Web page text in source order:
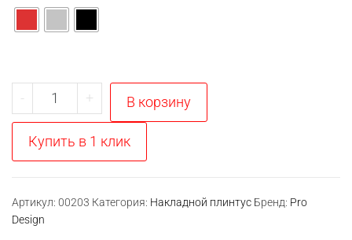
-
Количество
товара
Заглушки
SYMETRIC
+ В корзину
Купить в 1 клик
Артикул: 00203 Категория: Накладной плинтус Бренд: Pro
Design